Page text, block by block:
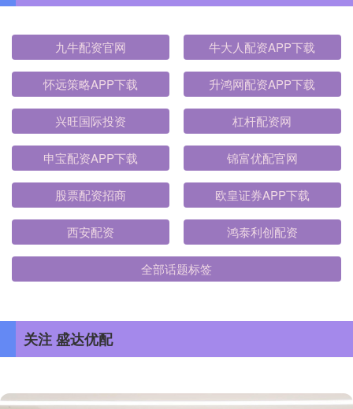
九牛配资官网 牛大人配资APP下载
怀远策略APP下载 升鸿网配资APP下载
兴旺国际投资 杠杆配资网
申宝配资APP下载 锦富优配官网
股票配资招商 欧皇证券APP下载
西安配资 鸿泰利创配资
全部话题标签
关注 盛达优配